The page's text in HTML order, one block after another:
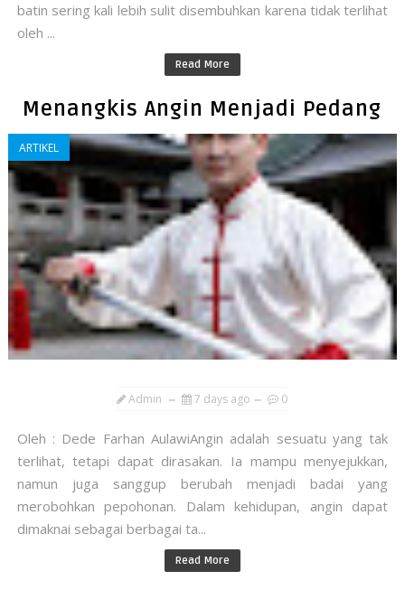
batin sering kali lebih sulit disembuhkan karena tidak terlihat
oleh ...
Read More
Menangkis Angin Menjadi Pedang
ARTIKEL
Admin 7 days ago 0
Oleh : Dede Farhan AulawiAngin adalah sesuatu yang tak
terlihat, tetapi dapat dirasakan. Ia mampu menyejukkan,
namun juga sanggup berubah menjadi badai yang
merobohkan pepohonan. Dalam kehidupan, angin dapat
dimaknai sebagai berbagai ta...
Read More